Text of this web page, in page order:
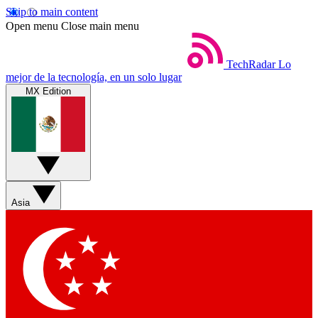
Skip to main content
Open menu Close main menu
TechRadar Lo
mejor de la tecnología, en un solo lugar
MX Edition
Asia